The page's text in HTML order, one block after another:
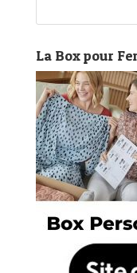
La Box pour